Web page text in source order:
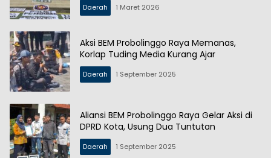
Daerah 1 Maret 2026
Aksi BEM Probolinggo Raya Memanas,
Korlap Tuding Media Kurang Ajar
Daerah 1 September 2025
Aliansi BEM Probolinggo Raya Gelar Aksi di
DPRD Kota, Usung Dua Tuntutan
Daerah 1 September 2025